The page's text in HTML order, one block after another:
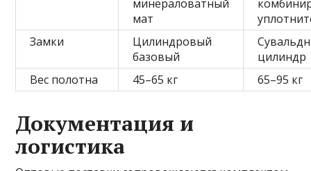
минераловатный
мат
Замки
Цилиндровый
базовый
цилиндр
Вес полотна
45–65 кг 65–95 кг
Документация и
логистика